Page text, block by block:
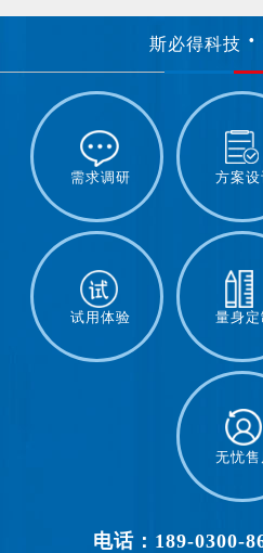
斯必得科技
需求调研 方案设
试用体验 量身定
无忧售
电话：189-0300-